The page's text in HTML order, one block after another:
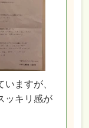
ますが、
ッキリ感が